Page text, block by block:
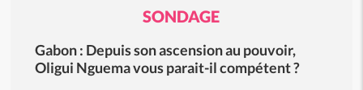
SONDAGE
Gabon : Depuis son ascension au pouvoir,
Oligui Nguema vous parait-il compétent ?